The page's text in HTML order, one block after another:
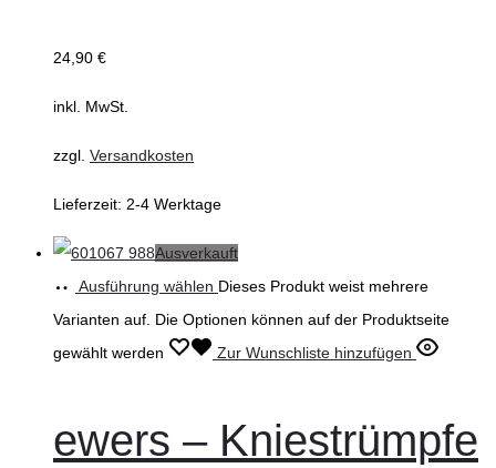
24,90 €
inkl. MwSt.
zzgl. Versandkosten
Lieferzeit: 2-4 Werktage
Ausverkauft
Ausführung wählen Dieses Produkt weist mehrere
Varianten auf. Die Optionen können auf der Produktseite
gewählt werden
Zur Wunschliste hinzufügen
ewers – Kniestrümpfe